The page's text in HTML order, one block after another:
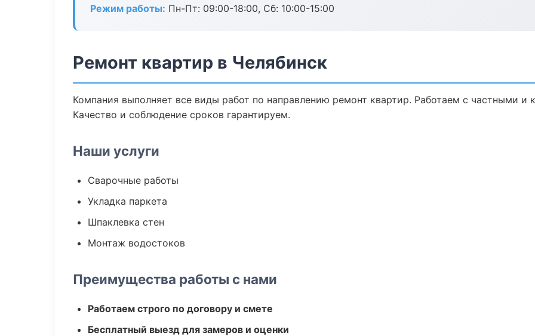
Режим работы: Пн-Пт: 09:00-18:00, Сб: 10:00-15:00
Ремонт квартир в Челябинск
Компания выполняет все виды работ по направлению ремонт квартир. Работаем с частными
Качество и соблюдение сроков гарантируем.
Наши услуги
Сварочные работы
Укладка паркета
Шпаклевка стен
Монтаж водостоков
Преимущества работы с нами
Работаем строго по договору и смете
Бесплатный выезд для замеров и оценки